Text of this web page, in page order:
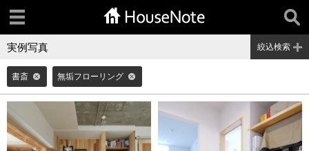
実例写真 絞込検索
書斎 無垢フローリング